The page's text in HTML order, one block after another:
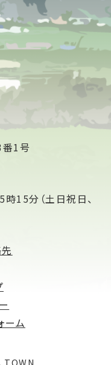
1号
15分（土日祝日、
ーム
TOWN